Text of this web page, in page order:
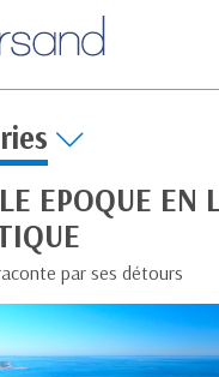
EPOQUE EN
par ses détours